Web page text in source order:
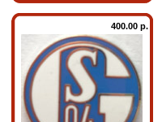
400.00 р.